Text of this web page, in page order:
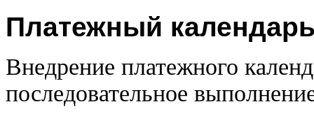
Платежный
Внедрение платежного
последовательное